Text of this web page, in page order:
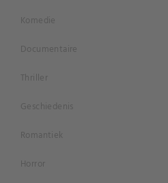
Komedie
Documentaire
Thriller
Geschiedenis
Romantiek
Horror